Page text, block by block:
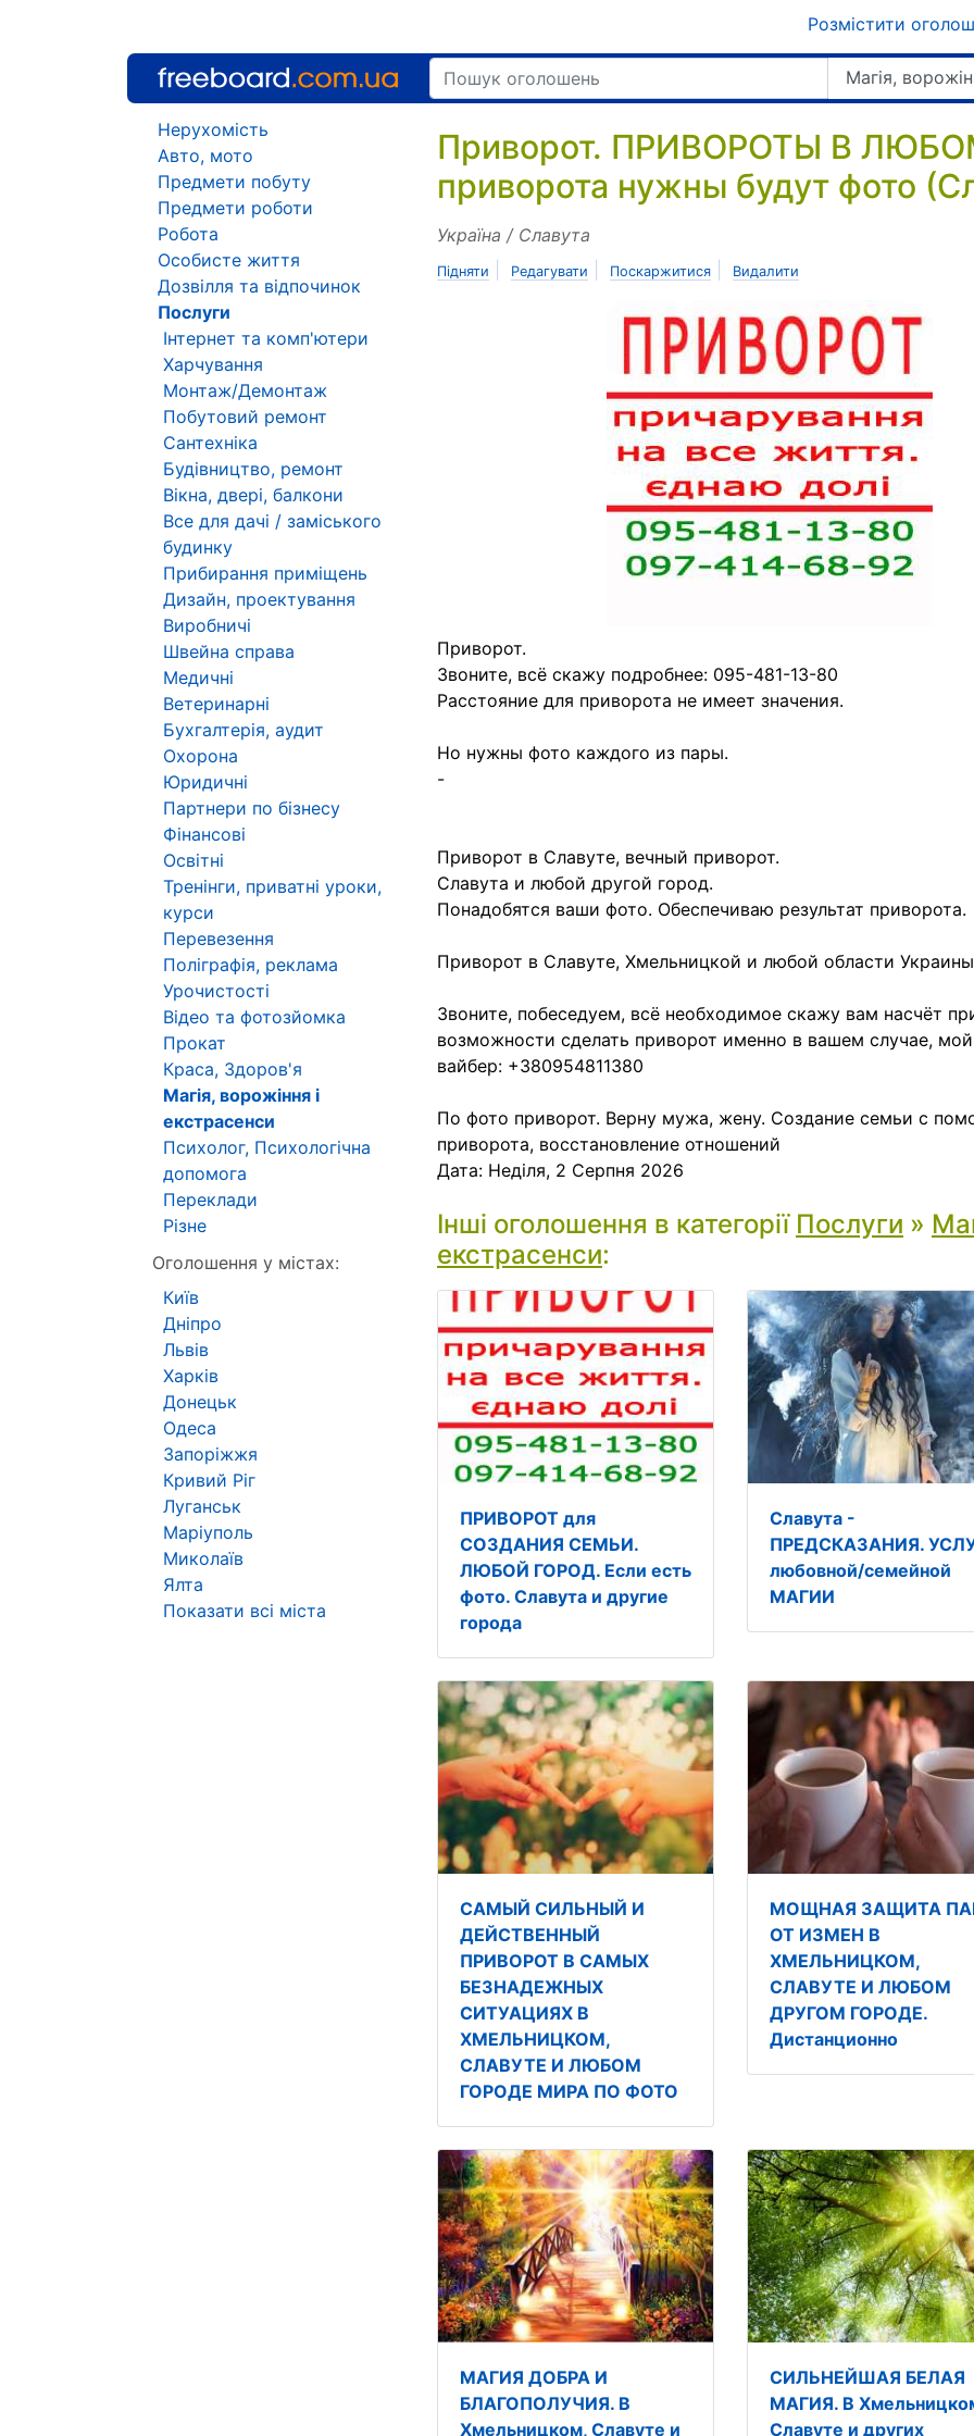
Розмістити
Магія,
Приворот. ПРИВОРОТЫ В
приворота нужны будут фото
Україна / Славута
Підняти Редагувати Поскаржитися Видалити
Приворот.
Звоните, всё скажу подробнее: 095-481-13-80
Расстояние для приворота не имеет значения.
Но нужны фото каждого из пары.
-
Приворот в Славуте, вечный приворот.
Славута и любой другой город.
Понадобятся ваши фото. Обеспечиваю результат приворота.
Приворот в Славуте, Хмельницкой и любой области
Звоните, побеседуем, всё необходимое скажу вам насчёт
возможности сделать приворот именно в вашем случае,
вайбер: +380954811380
По фото приворот. Верну мужа, жену. Создание семьи с
приворота, восстановление отношений
Дата: Неділя, 2 Серпня 2026
Інші оголошення в категорії Послуги »
екстрасенси:
ПРИВОРОТ для
СОЗДАНИЯ СЕМЬИ.
ЛЮБОЙ ГОРОД. Если есть
фото. Славута и другие
города
Славута -
ПРЕДСКАЗАНИЯ.
любовной/семейной
МАГИИ
САМЫЙ СИЛЬНЫЙ И
ДЕЙСТВЕННЫЙ
ПРИВОРОТ В САМЫХ
БЕЗНАДЕЖНЫХ
СИТУАЦИЯХ В
ХМЕЛЬНИЦКОМ,
СЛАВУТЕ И ЛЮБОМ
ГОРОДЕ МИРА ПО ФОТО
МОЩНАЯ ЗАЩИТА
ОТ ИЗМЕН В
ХМЕЛЬНИЦКОМ,
СЛАВУТЕ И ЛЮБОМ
ДРУГОМ ГОРОДЕ.
Дистанционно
МАГИЯ ДОБРА И
БЛАГОПОЛУЧИЯ. В
Хмельницком, Славуте и
СИЛЬНЕЙШАЯ БЕЛАЯ
МАГИЯ. В
Славуте и других
Нерухомість
Авто, мото
Предмети побуту
Предмети роботи
Робота
Особисте життя
Дозвілля та відпочинок
Послуги
Інтернет та комп'ютери
Харчування
Монтаж/Демонтаж
Побутовий ремонт
Сантехніка
Будівництво, ремонт
Вікна, двері, балкони
Все для дачі / заміського
будинку
Прибирання приміщень
Дизайн, проектування
Виробничі
Швейна справа
Медичні
Ветеринарні
Бухгалтерія, аудит
Охорона
Юридичні
Партнери по бізнесу
Фінансові
Освітні
Тренінги, приватні уроки,
курси
Перевезення
Поліграфія, реклама
Урочистості
Відео та фотозйомка
Прокат
Краса, Здоров'я
Магія, ворожіння і
екстрасенси
Психолог, Психологічна
допомога
Переклади
Різне
Оголошення у містах:
Київ
Дніпро
Львів
Харків
Донецьк
Одеса
Запоріжжя
Кривий Ріг
Луганськ
Маріуполь
Миколаїв
Ялта
Показати всі міста